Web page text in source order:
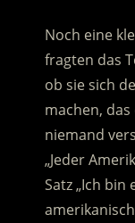
Noch eine
fragten das
ob sie sich
machen, das
niemand
„Jeder
Satz „Ich bin